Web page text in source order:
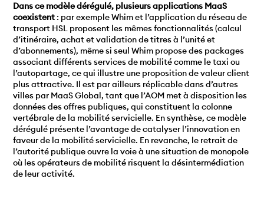
Dans ce modèle dérégulé, plusieurs applications MaaS
coexistent : par exemple Whim et l’application du réseau de
transport HSL proposent les mêmes fonctionnalités (calcul
d’itinéraire, achat et validation de titres à l’unité et
d’abonnements), même si seul Whim propose des packages
associant différents services de mobilité comme le taxi ou
l’autopartage, ce qui illustre une proposition de valeur client
plus attractive. Il est par ailleurs réplicable dans d’autres
villes par MaaS Global, tant que l’AOM met à disposition les
données des offres publiques, qui constituent la colonne
vertébrale de la mobilité servicielle. En synthèse, ce modèle
dérégulé présente l’avantage de catalyser l’innovation en
faveur de la mobilité servicielle. En revanche, le retrait de
l’autorité publique ouvre la voie à une situation de monopole
où les opérateurs de mobilité risquent la désintermédiation
de leur activité.